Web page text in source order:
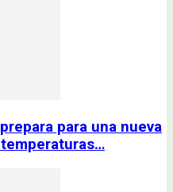
para una nueva